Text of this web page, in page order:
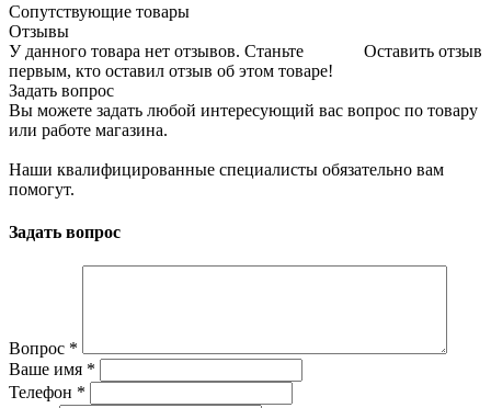
Сопутствующие товары
Отзывы
Оставить отзыв
У данного товара нет отзывов. Станьте
первым, кто оставил отзыв об этом товаре!
Задать вопрос
Вы можете задать любой интересующий вас вопрос по товару
или работе магазина.
Наши квалифицированные специалисты обязательно вам
помогут.
Задать вопрос
Вопрос *
Ваше имя *
Телефон *